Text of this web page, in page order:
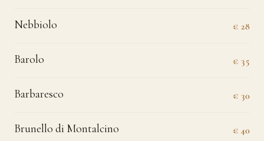
Nebbiolo € 28
Barolo € 35
Barbaresco € 30
Brunello di Montalcino € 40